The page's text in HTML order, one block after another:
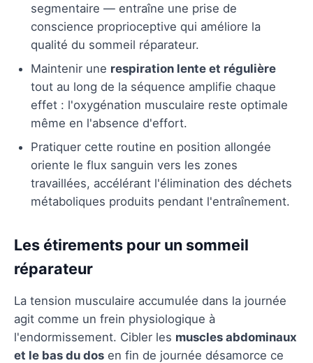
segmentaire — entraîne une prise de
conscience proprioceptive qui améliore la
qualité du sommeil réparateur.
Maintenir une respiration lente et régulière
tout au long de la séquence amplifie chaque
effet : l'oxygénation musculaire reste optimale
même en l'absence d'effort.
Pratiquer cette routine en position allongée
oriente le flux sanguin vers les zones
travaillées, accélérant l'élimination des déchets
métaboliques produits pendant l'entraînement.
Les étirements pour un sommeil
réparateur
La tension musculaire accumulée dans la journée
agit comme un frein physiologique à
l'endormissement. Cibler les muscles abdominaux
et le bas du dos en fin de journée désamorce ce